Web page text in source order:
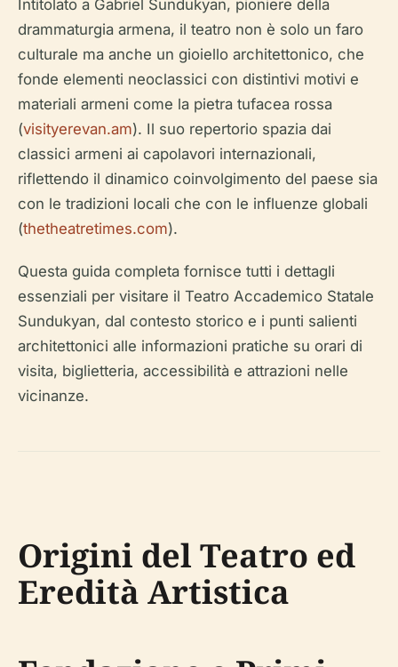
Intitolato a Gabriel Sundukyan, pioniere della
drammaturgia armena, il teatro non è solo un faro
culturale ma anche un gioiello architettonico, che
fonde elementi neoclassici con distintivi motivi e
materiali armeni come la pietra tufacea rossa
(visityerevan.am). Il suo repertorio spazia dai
classici armeni ai capolavori internazionali,
riflettendo il dinamico coinvolgimento del paese sia
con le tradizioni locali che con le influenze globali
(thetheatretimes.com).
Questa guida completa fornisce tutti i dettagli
essenziali per visitare il Teatro Accademico Statale
Sundukyan, dal contesto storico e i punti salienti
architettonici alle informazioni pratiche su orari di
visita, biglietteria, accessibilità e attrazioni nelle
vicinanze.
Origini del Teatro ed
Eredità Artistica